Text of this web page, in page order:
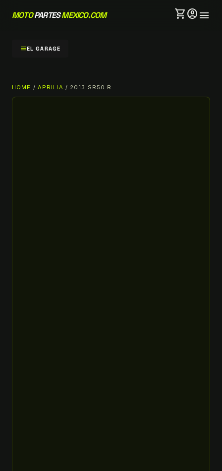
MOTOPARTESMEXICO.COM shopping_cartaccount_circlemenu
menuEL GARAGE
HOME / APRILIA / 2013 SR50 R